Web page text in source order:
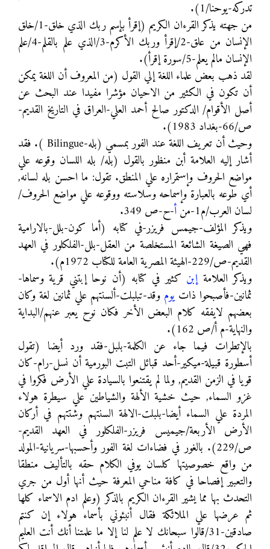
تدركه-يوحنا/1).
من جهته يذكر القرءان الكريم (إقرأ بإسم ربك الذي خلق-1/خلق
الإنسان من علق-2/إقرأ وربك الأكرم-3/الذي علم بالقلم-4/علم
الإنسان مالم يعلم-5/سورة إقرأ).
لقد ذهب بعض علماء اللغة إلي القول (من المعروف أن اللغة يمكن
أن تكون في الكثير من الاحيان مؤشرا مفيدا عند البحث عن
أصل الأقوام/ الدكتور صالح أحمد العلي-العراق في التاريخ القديم-
ص/66-بغداد 1983).
وحيث أن تعريف اللغة عند الفور بمسمي (بله-Bilingue ). فقد
أشار إليه العلامة أبن منظور بالقول (بله/ بله اللسان وقوعه علي
مواضع الحروف وإستمراره علي المنطق. تقول: ما احسن بله لسانه,
أي طوعه بالعبارة وإسماحه وسلاسته ووقوعه علي مواضع الحروف/
لسان العرب/م1-من
أ-ح-ص 349.
ويذكر المؤلف-جيمس فريزر-في كتابه (أما كون-بلل-بالارامية
فهي الصيغة الشائعة المستخلصة من العقل-بلل-الفلكلور في العهد
القديم-ص/229-الهيئة المصرية العامة للكتاب 1972م).
ويذكر العلامةإبن كثير في كتابه (أن نوحا إبتني قرية وسماها-
ثمانين-فأصبحوا ذات يوم وقد-تبلبلت-ألسنتهم علي ثمانين لغة وكان
بعضهم لايفقه كلام البعض الأخر فكان نوح يعبر عنهم/البداية
والنهاية-م أ/ص 162).
بالإتطرات فيما جاء عن الكلمة-بلبل-فقد ورد أيضا (تقول
أسطورة قبيلة-ميكير-أحد قبائل التبت البورمية أن نسل-رام-كان
قويا في الزمن القديم, ولما لم يقتنعوا بالسيادة علي الأرض فكروا في
غزو السماء, حيث خشية الألهة والشياطين علي سيطرة هولاء
المردة علي السماء أيضا-بلبلت-الالهة السنتهم وشتتهم في أركان
الأرض الأربعة/جيميس فريزر-الفلكلور في العهد القديم-
ص/229). بالغور في فضاءات لغة الفور وأحسبها-سريانية-المولد
من واقع خصوصيتها كلسان يوفي الكلام حقه بالتأليف منطقا
والتعبير إفصاحا في كافة مناحي المعرفة حيث أنها أول من جري
التحدث بها مما يشير القرءان الكريم بالذكر (وعلم ادم الاسماء كلها
ثم عرضها علي الملائكة فقال أنبئوني بأسماء هولاء إن كنتم
صادقين-31/قالوا سبحانك لا علم لنا إلا ما علمتنا أنك أنت العليم